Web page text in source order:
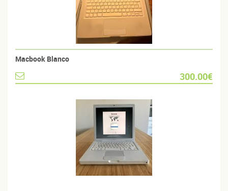
Macbook Blanco
300.00€